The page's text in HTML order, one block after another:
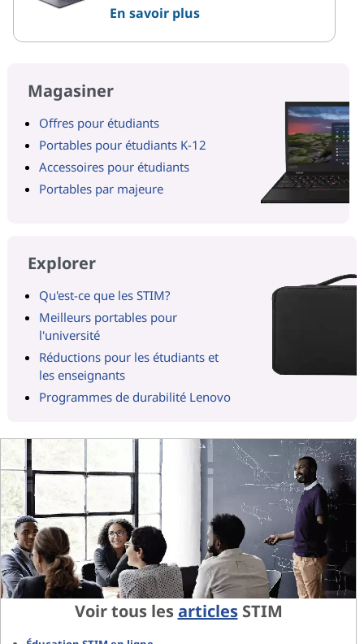
En savoir plus
Magasiner
Offres pour étudiants
Portables pour étudiants K-12
Accessoires pour étudiants
Portables par majeure
Explorer
Qu'est-ce que les STIM?
Meilleurs portables pour
l'université
Réductions pour les étudiants et
les enseignants
Programmes de durabilité Lenovo
Voir tous lesarticlesSTIM